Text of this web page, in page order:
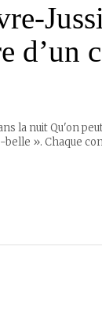
d’un
la nuit Qu'on
». Chaque